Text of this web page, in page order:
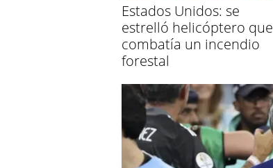
Estados Unidos: se
estrelló helicóptero que
combatía un incendio
forestal